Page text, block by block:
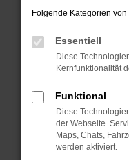
Laden andere
Suchmaschine?
Prüfe deine
Manche
verhindern.
anderen
Fenster?
Starte dein
Folgende Kategorien
Essentiell
Diese
Kernfunktionalität
Funktional
Diese
der Webseite.
Maps, Chats,
werden aktiviert.